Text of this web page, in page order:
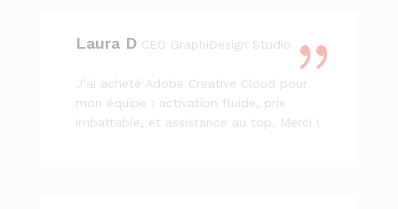
Laura D CEO GraphiDesign Studio
J’ai acheté Adobe Creative Cloud pour
mon équipe : activation fluide, prix
imbattable, et assistance au top. Merci !